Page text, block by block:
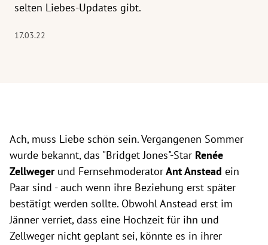
selten Liebes-Updates gibt.
17.03.22
Ach, muss Liebe schön sein. Vergangenen Sommer
wurde bekannt, das "Bridget Jones"-Star Renée
Zellwegerund FernsehmoderatorAnt Anstead ein
Paar sind - auch wenn ihre Beziehung erst später
bestätigt werden sollte. Obwohl Anstead erst im
Jänner verriet, dass eine Hochzeit für ihn und
Zellweger nicht geplant sei, könnte es in ihrer